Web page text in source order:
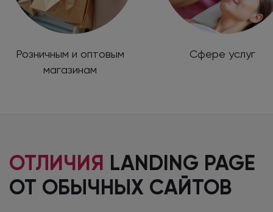
Розничным и оптовым
магазинам
Сфере услуг
ОТЛИЧИЯ LANDING PAGE
ОТ ОБЫЧНЫХ САЙТОВ